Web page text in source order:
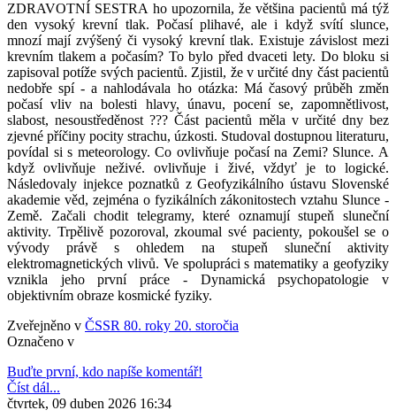
ZDRAVOTNÍ SESTRA ho upozornila, že většina pacientů má týž
den vysoký krevní tlak. Počasí plihavé, ale i když svítí slunce,
mnozí mají zvýšený či vysoký krevní tlak. Existuje závislost mezi
krevním tlakem a počasím? To bylo před dvaceti lety. Do bloku si
zapisoval potíže svých pacientů. Zjistil, že v určité dny část pacientů
nedobře spí - a nahlodávala ho otázka: Má časový průběh změn
počasí vliv na bolesti hlavy, únavu, pocení se, zapomnětlivost,
slabost, nesoustředěnost ??? Část pacientů měla v určité dny bez
zjevné příčiny pocity strachu, úzkosti. Studoval dostupnou literaturu,
povídal si s meteorology. Co ovlivňuje počasí na Zemi? Slunce. A
když ovlivňuje neživé. ovlivňuje i živé, vždyť je to logické.
Následovaly injekce poznatků z Geofyzikálního ústavu Slovenské
akademie věd, zejména o fyzikálních zákonitostech vztahu Slunce -
Země. Začali chodit telegramy, které oznamují stupeň sluneční
aktivity. Trpělivě pozoroval, zkoumal své pacienty, pokoušel se o
vývody právě s ohledem na stupeň sluneční aktivity
elektromagnetických vlivů. Ve spolupráci s matematiky a geofyziky
vznikla jeho první práce - Dynamická psychopatologie v
objektivním obraze kosmické fyziky.
Zveřejněno v ČSSR 80. roky 20. storočia
Označeno v
Buďte první, kdo napíše komentář!
Číst dál...
čtvrtek, 09 duben 2026 16:34